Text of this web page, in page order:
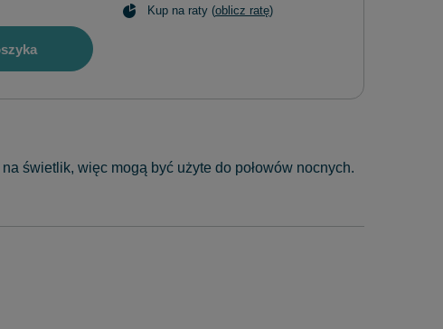
Kup na raty (oblicz ratę)
świetlik, więc mogą być użyte do połowów nocnych.